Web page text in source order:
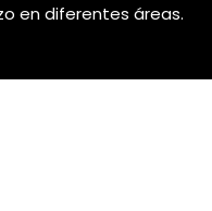
en diferentes áreas.